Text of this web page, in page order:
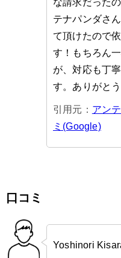
テナパンダさ
て頂けたので
す！もちろん
が、対応も丁
す。ありがと
引用元： アン
ミ(Google)
口コミ
Yoshinori